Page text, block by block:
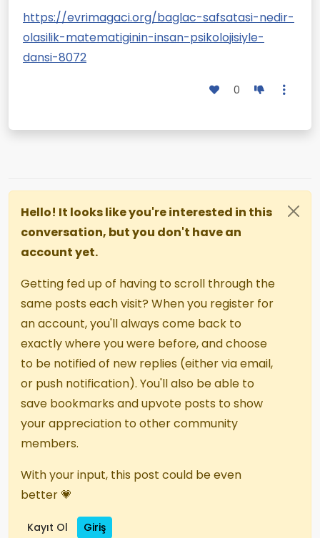
https://evrimagaci.org/baglac-safsatasi-nedir-
olasilik-matematiginin-insan-psikolojisiyle-
dansi-8072
0
Hello! It looks like you're interested in this
conversation, but you don't have an
account yet.
Getting fed up of having to scroll through the
same posts each visit? When you register for
an account, you'll always come back to
exactly where you were before, and choose
to be notified of new replies (either via email,
or push notification). You'll also be able to
save bookmarks and upvote posts to show
your appreciation to other community
members.
With your input, this post could be even
better 💗
Kayıt Ol Giriş